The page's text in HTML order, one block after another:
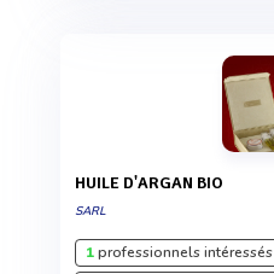
HUILE D'ARGAN BIO
SARL
1professionnels intéressés